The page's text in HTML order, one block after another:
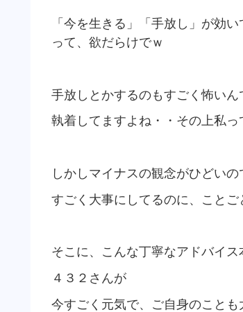
「今を生きる」「手放し」が効
って、欲だらけでｗ
手放しとかするのもすごく怖いん
執着してますよね・・その上私
しかしマイナスの観念がひどい
すごく大事にしてるのに、ことご
そこに、こんな丁寧なアドバイ
４３２さんが
今すごく元気で、ご自身のこと